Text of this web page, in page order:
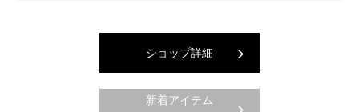
ショップ詳細
新着アイテム